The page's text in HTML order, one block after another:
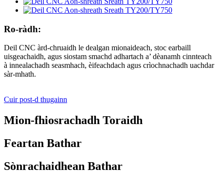
Ro-ràdh:
Deil CNC àrd-chruaidh le dealgan mionaideach, stoc earbaill
uisgeachaidh, agus siostam smachd adhartach a’ dèanamh cinnteach
à innealachadh seasmhach, èifeachdach agus crìochnachadh uachdar
sàr-mhath.
Cuir post-d thugainn
Mion-fhiosrachadh Toraidh
Feartan Bathar
Sònrachaidhean Bathar